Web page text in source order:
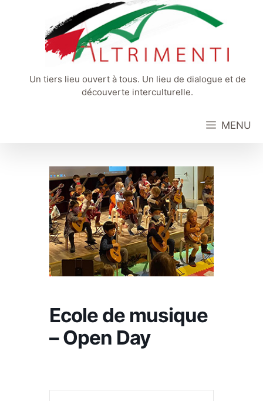
Un tiers lieu ouvert à tous. Un lieu de dialogue et de
découverte interculturelle.
MENU
Ecole de musique
– Open Day